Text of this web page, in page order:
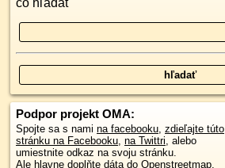
čo hľadať
Podpor projekt OMA:
Spojte sa s nami na facebooku, zdieľajte túto
stránku na Facebooku, na Twittri, alebo
umiestnite odkaz na svoju stránku.
Ale hlavne doplňte dáta do Openstreetmap,